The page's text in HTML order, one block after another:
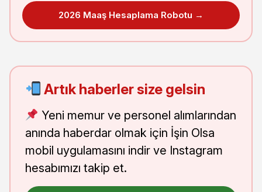
2026 Maaş Hesaplama Robotu →
Artık haberler size gelsin
Yeni memur ve personel alımlarından
anında haberdar olmak için İşin Olsa
mobil uygulamasını indir ve Instagram
hesabımızı takip et.